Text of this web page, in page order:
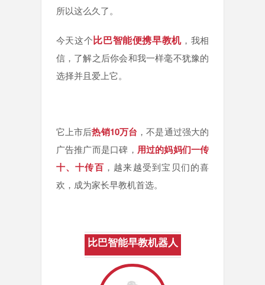
所以这么久了。
今天这个比巴智能便携早教机，我相
信，了解之后你会和我一样毫不犹豫的
选择并且爱上它。
它上市后热销10万台 ，不是通过强大的
广告推广而是口碑， 用过的妈妈们一传
十、十传百 ，越来越受到宝贝们的喜
欢，成为家长早教机首选。
比巴智能早教机器人